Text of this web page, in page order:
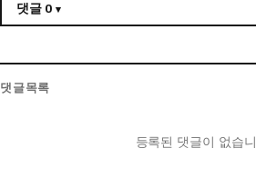
댓글0
댓글목록
등록된 댓글이 없습